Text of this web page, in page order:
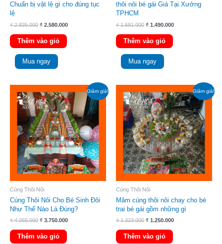
Chuẩn bị vật lệ gì cho đúng tục
lệ
₫2.825.000 ₫ 2.580.000
Thêm vào giỏ
Mua ngay
thôi nôi bé gái Giá Tại Xưởng
TPHCM
₫1.681.000 ₫ 1.490.000
Thêm vào giỏ
Mua ngay
Giảm giá!
Cúng Thôi Nôi
Cúng Thôi Nôi Cho Bé Sinh Đôi
Như Thế Nào Là Đúng?
₫4.055.000
gốc
là:
₫ 4.055.000.
₫ 3.750.000
hiện
tại
là:
₫ 3.750.000.
Thêm vào giỏ
Giảm giá!
Cúng Thôi Nôi
Mâm cúng thôi nôi chay cho bé
trai bé gái gồm những gì
₫1.323.000
gốc
là:
₫ 1.323.000.
₫ 1.250.000
hiện
tại
là:
₫ 1.250.000.
Thêm vào giỏ